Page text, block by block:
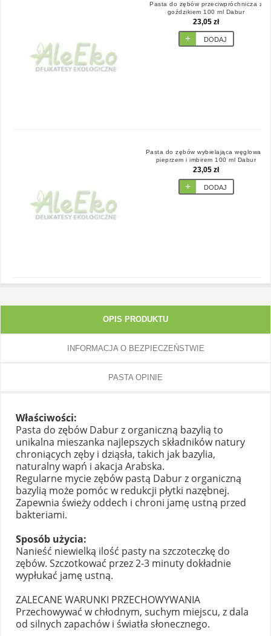
Pasta do zębów przeciwpróchnicza z
goździkiem 100 ml Dabur
23,05 zł
DODAJ
Pasta do zębów wybielająca węglowa z
pieprzem i imbirem 100 ml Dabur
23,05 zł
DODAJ
OPIS PRODUKTU
INFORMACJA O BEZPIECZEŃSTWIE
PASTA OPINIE
Właściwości:
Pasta do zębów Dabur z organiczną bazylią to
unikalna mieszanka najlepszych składników natury
chroniących zęby i dziąsła, takich jak bazylia,
naturalny wapń i akacja Arabska.
Regularne mycie zębów pastą Dabur z organiczną
bazylią może pomóc w redukcji płytki nazębnej.
Zapewnia świeży oddech i chroni jamę ustną przed
bakteriami.
Sposób użycia:
Nanieść niewielką ilość pasty na szczoteczkę do
zębów. Szczotkować przez 2-3 minuty dokładnie
wypłukać jamę ustną.
ZALECANE WARUNKI PRZECHOWYWANIA
Przechowywać w chłodnym, suchym miejscu, z dala
od silnych zapachów i światła słonecznego.